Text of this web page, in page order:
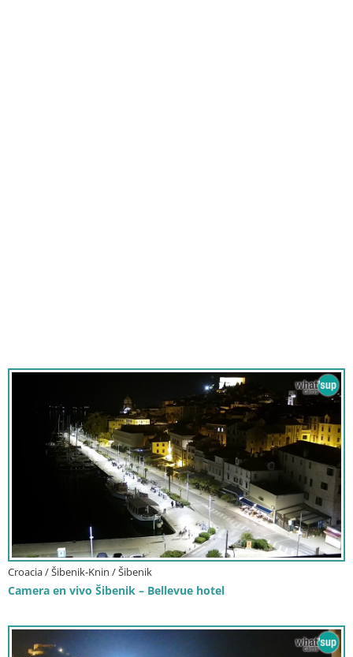
Croacia / Šibenik-Knin / Šibenik
Camera en vivo Šibenik – Bellevue hotel